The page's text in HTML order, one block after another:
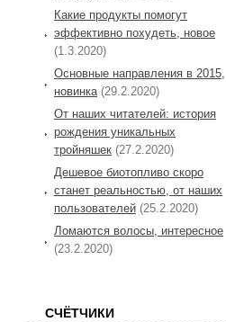
Какие продукты помогут
эффективно похудеть, новое
(1.3.2020)
Основные направления в 2015,
новинка (29.2.2020)
От наших читателей: история
рождения уникальных
тройняшек (27.2.2020)
Дешевое биотопливо скоро
станет реальностью, от наших
пользователей (25.2.2020)
Ломаются волосы, интересное
(23.2.2020)
СЧЁТЧИКИ